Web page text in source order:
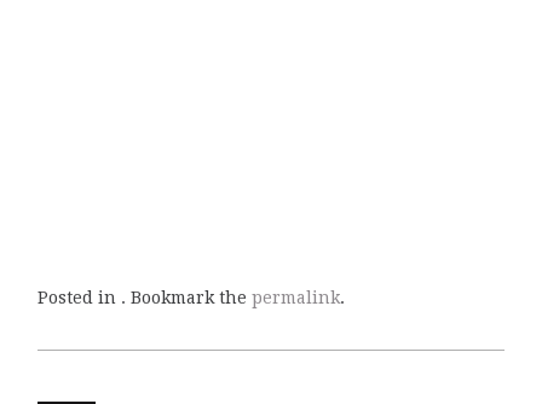
Posted in . Bookmark the permalink.